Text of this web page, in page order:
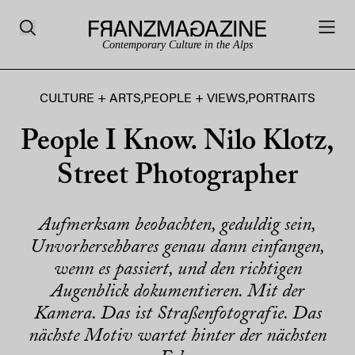
Contemporary Culture in the Alps
CULTURE + ARTS,PEOPLE + VIEWS,PORTRAITS
People I Know. Nilo Klotz,
Street Photographer
Aufmerksam beobachten, geduldig sein,
Unvorhersehbares genau dann einfangen,
wenn es passiert, und den richtigen
Augenblick dokumentieren. Mit der
Kamera. Das ist Straßenfotografie. Das
nächste Motiv wartet hinter der nächsten